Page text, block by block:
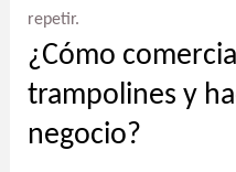
repetir.
¿Cómo
trampolines y
negocio?